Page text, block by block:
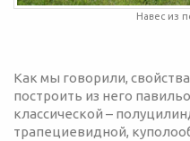
Навес из
Как мы говорили,
построить из него
классической –
трапециевидной,